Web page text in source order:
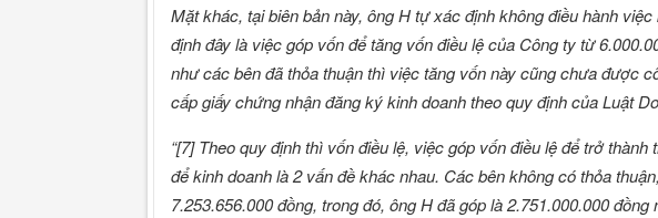
Mặt khác, tại biên bản này, ông H tự xác định không điều hành
định đây là việc góp vốn để tăng vốn điều lệ của Công ty từ
như các bên đã thỏa thuận thì việc tăng vốn này cũng chưa được
cấp giấy chứng nhận đăng ký kinh doanh theo quy định của Luật
“[7] Theo quy định thì vốn điều lệ, việc góp vốn điều lệ để trở
để kinh doanh là 2 vấn đề khác nhau. Các bên không có thỏa
7.253.656.000 đồng, trong đó, ông H đã góp là 2.751.000.000